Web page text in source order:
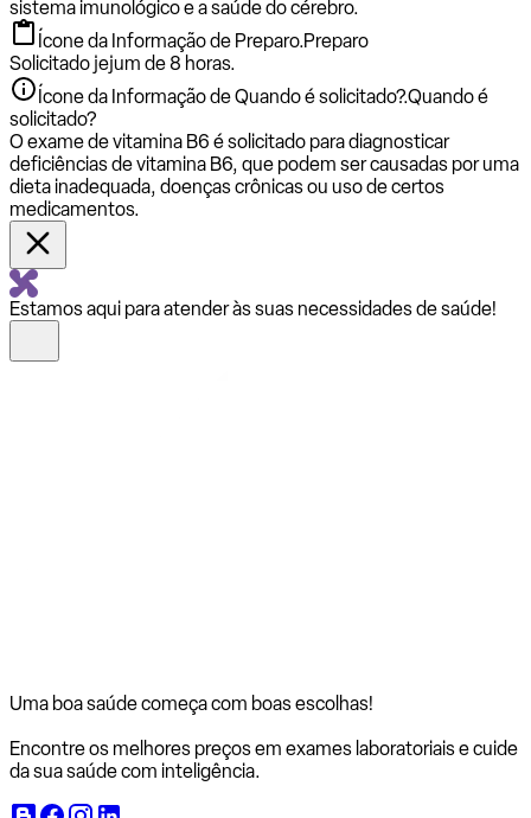
sistema imunológico e a saúde do cérebro.
Ícone da Informação de Preparo.Preparo
Solicitado jejum de 8 horas.
Ícone da Informação de Quando é solicitado?.Quando é
solicitado?
O exame de vitamina B6 é solicitado para diagnosticar
deficiências de vitamina B6, que podem ser causadas por uma
dieta inadequada, doenças crônicas ou uso de certos
medicamentos.
Estamos aqui para atender às suas necessidades de saúde!
Uma boa saúde começa com boas escolhas!
Encontre os melhores preços em exames laboratoriais e cuide
da sua saúde com inteligência.